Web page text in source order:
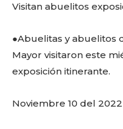
c
e
b
o
k
it
te
r
ai
l
a
A
p
Visitan abuelitos
●Abuelitas y abuelitos
Mayor visitaron este
exposición itinerante.
Noviembre 10 del 2022